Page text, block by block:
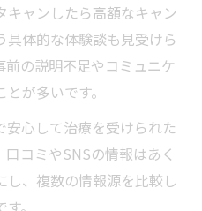
キャンしたら高額なキャン
体的な体験談も見受けら
の説明不足やコミュニケ
が多いです。
心して治療を受けられた
コミやSNSの情報はあく
し、複数の情報源を比較し
。